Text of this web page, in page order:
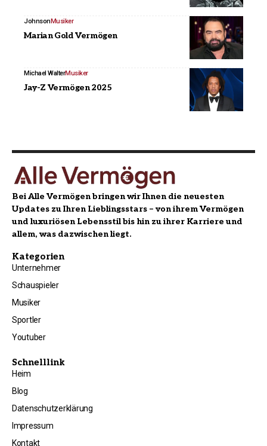
JohnsonMusiker
Marian Gold Vermögen
Michael WalterMusiker
Jay-Z Vermögen 2025
Bei Alle Vermögen bringen wir Ihnen die neuesten
Updates zu Ihren Lieblingsstars – von ihrem Vermögen
und luxuriösen Lebensstil bis hin zu ihrer Karriere und
allem, was dazwischen liegt.
Kategorien
Unternehmer
Schauspieler
Musiker
Sportler
Youtuber
Schnelllink
Heim
Blog
Datenschutzerklärung
Impressum
Kontakt